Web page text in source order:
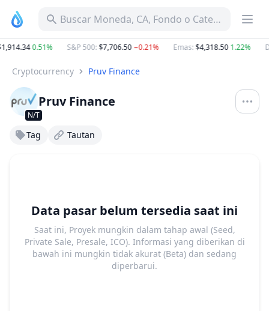
Buscar Moneda, CA, Fondo o Categoría
0.51% S&P 500:$7,706.50−0.21% Emas:$4,318.501.22%
Cryptocurrency Pruv Finance
N/T
Pruv Finance
Tag Tautan
Data pasar belum tersedia saat ini
Saat ini, Proyek mungkin dalam tahap awal (Seed,
Private Sale, Presale, ICO). Informasi yang diberikan di
bawah ini mungkin tidak akurat (Beta) dan sedang
diperbarui.